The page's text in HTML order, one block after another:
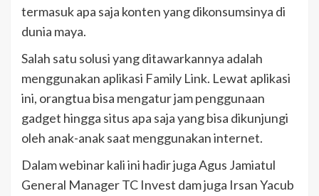
termasuk apa saja konten yang dikonsumsinya di
dunia maya.
Salah satu solusi yang ditawarkannya adalah
menggunakan aplikasi Family Link. Lewat aplikasi
ini, orangtua bisa mengatur jam penggunaan
gadget hingga situs apa saja yang bisa dikunjungi
oleh anak-anak saat menggunakan internet.
Dalam webinar kali ini hadir juga Agus Jamiatul
General Manager TC Invest dam juga Irsan Yacub